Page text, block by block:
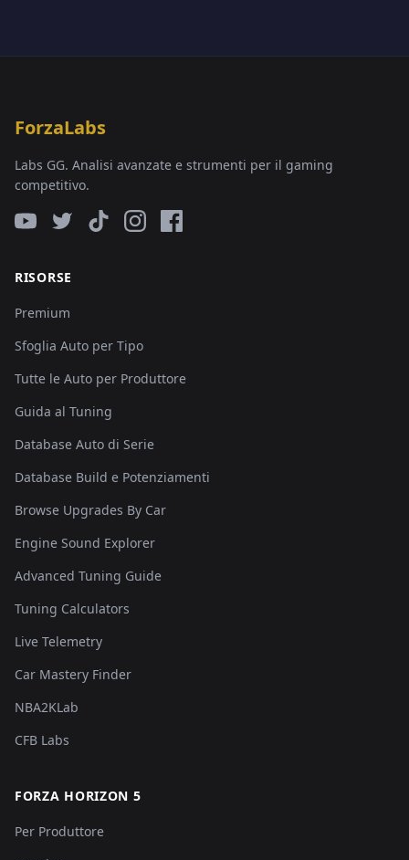
ForzaLabs
Labs GG. Analisi avanzate e strumenti per il gaming
competitivo.
RISORSE
Premium
Sfoglia Auto per Tipo
Tutte le Auto per Produttore
Guida al Tuning
Database Auto di Serie
Database Build e Potenziamenti
Browse Upgrades By Car
Engine Sound Explorer
Advanced Tuning Guide
Tuning Calculators
Live Telemetry
Car Mastery Finder
NBA2KLab
CFB Labs
FORZA HORIZON 5
Per Produttore